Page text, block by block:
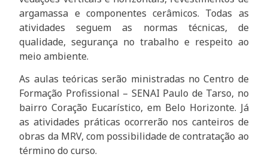
argamassa e componentes cerâmicos. Todas as
atividades seguem as normas técnicas, de
qualidade, segurança no trabalho e respeito ao
meio ambiente.
As aulas teóricas serão ministradas no Centro de
Formação Profissional – SENAI Paulo de Tarso, no
bairro Coração Eucarístico, em Belo Horizonte. Já
as atividades práticas ocorrerão nos canteiros de
obras da MRV, com possibilidade de contratação ao
término do curso.